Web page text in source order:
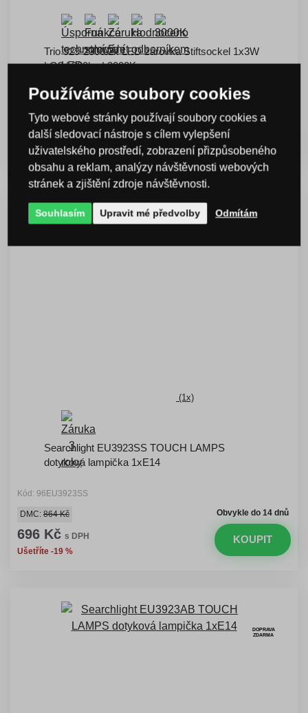
Trio 929-2300 2x LED žárovka Stiftsockel 1x3W
| G9 | 300lm | 3000K
Kód: T929-2300
skladem > 10 ks
DMC:345 Kč
242 Kč s DPH
Ušetříte -30 %
KOUPIT
(1x)
Searchlight EU3923SS TOUCH LAMPS
dotyková lampička 1xE14
Kód: 96EU3923SS
Obvykle do 14 dnů
DMC: 864 Kč
696 Kč s DPH
Ušetříte -19 %
KOUPIT
DOPRAVA
ZDARMA
Používáme soubory cookies
Tyto webové stránky používají soubory cookies a
další sledovací nástroje s cílem vylepšení
uživatelského prostředí, zobrazení přizpůsobeného
obsahu a reklam, analýzy návštěvnosti webových
stránek a zjištění zdroje návštěvnosti.
Souhlasím Upravit mé předvolby Odmítám